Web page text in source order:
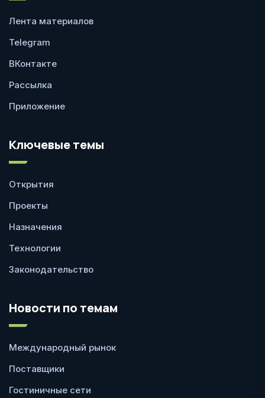
Лента материалов
Telegram
ВКонтакте
Рассылка
Приложение
Ключевые темы
Открытия
Проекты
Назначения
Технологии
Законодательство
Новости по темам
Международный рынок
Поставщики
Гостиничные сети